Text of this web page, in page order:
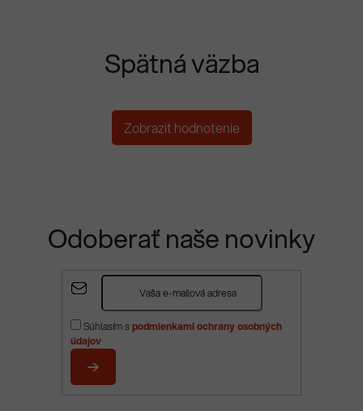
Spätná väzba
Zobrazit hodnotenie
Odoberať naše novinky
Súhlasím spodmienkami ochrany osobných
údajov
PRIHLÁSIŤ